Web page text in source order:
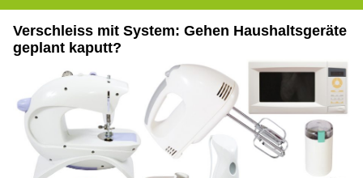
Verschleiss mit System: Gehen Haushaltsgeräte
geplant kaputt?